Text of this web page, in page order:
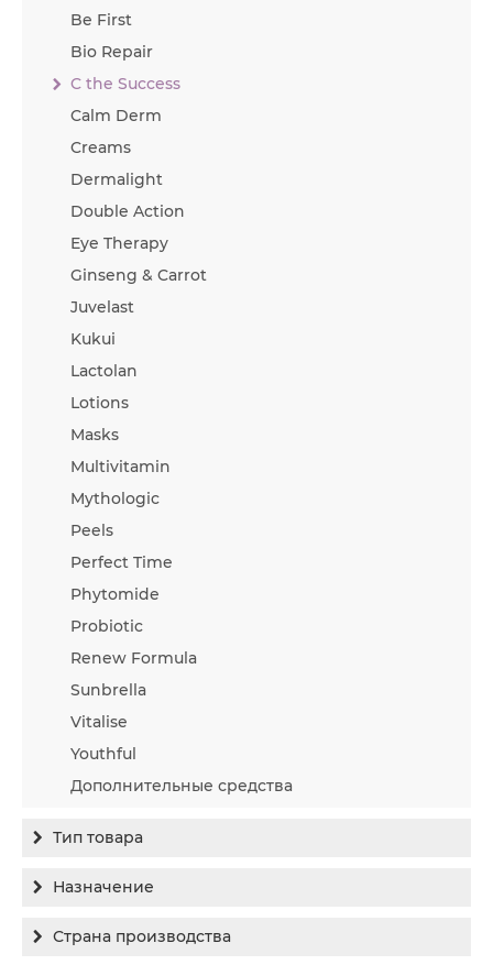
Be First
Bio Repair
C the Success
Calm Derm
Creams
Dermalight
Double Action
Eye Therapy
Ginseng & Carrot
Juvelast
Kukui
Lactolan
Lotions
Masks
Multivitamin
Mythologic
Peels
Perfect Time
Phytomide
Probiotic
Renew Formula
Sunbrella
Vitalise
Youthful
Дополнительные средства
Тип товара
Бальзам
Концентрат
Назначение
Гиперпигментация
Страна производства